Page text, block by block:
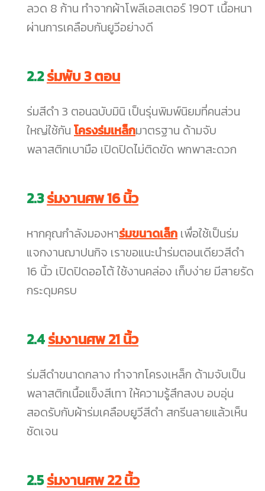
ลวด 8 ก้าน ทำจากผ้าโพลีเอสเตอร์ 190T เนื้อหนา
ผ่านการเคลือบกันยูวีอย่างดี
2.2ร่มพับ 3 ตอน
ร่มสีดำ 3 ตอนฉบับมินิ เป็นรุ่นพิมพ์นิยมที่คนส่วน
ใหญ่ใช้กัน โครงร่มเหล็กมาตรฐาน ด้ามจับ
พลาสติกเบามือ เปิดปิดไม่ติดขัด พกพาสะดวก
2.3ร่มงานศพ 16 นิ้ว
หากคุณกำลังมองหาร่มขนาดเล็ก เพื่อใช้เป็นร่ม
แจกงานฌาปนกิจ เราขอแนะนำร่มตอนเดียวสีดำ
16 นิ้ว เปิดปิดออโต้ ใช้งานคล่อง เก็บง่าย มีสายรัด
กระดุมครบ
2.4ร่มงานศพ 21 นิ้ว
ร่มสีดำขนาดกลาง ทำจากโครงเหล็ก ด้ามจับเป็น
พลาสติกเนื้อแข็งสีเทา ให้ความรู้สึกสงบ อบอุ่น
สอดรับกับผ้าร่มเคลือบยูวีสีดำ สกรีนลายแล้วเห็น
ชัดเจน
2.5ร่มงานศพ 22 นิ้ว